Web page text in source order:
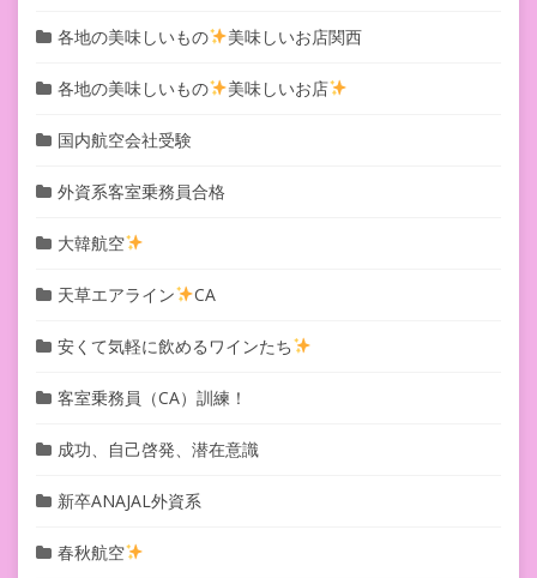
各地の美味しいもの 美味しいお店関西
各地の美味しいもの 美味しいお店
国内航空会社受験
外資系客室乗務員合格
大韓航空
天草エアライン CA
安くて気軽に飲めるワインたち
客室乗務員（CA）訓練！
成功、自己啓発、潜在意識
新卒ANAJAL外資系
春秋航空